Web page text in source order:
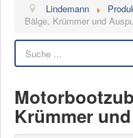
Lindemann
Ansprechpartner
Videos
Kontakt
Ansprechpartner
Lindemann
Bälge, Krümmer und
Krümmer